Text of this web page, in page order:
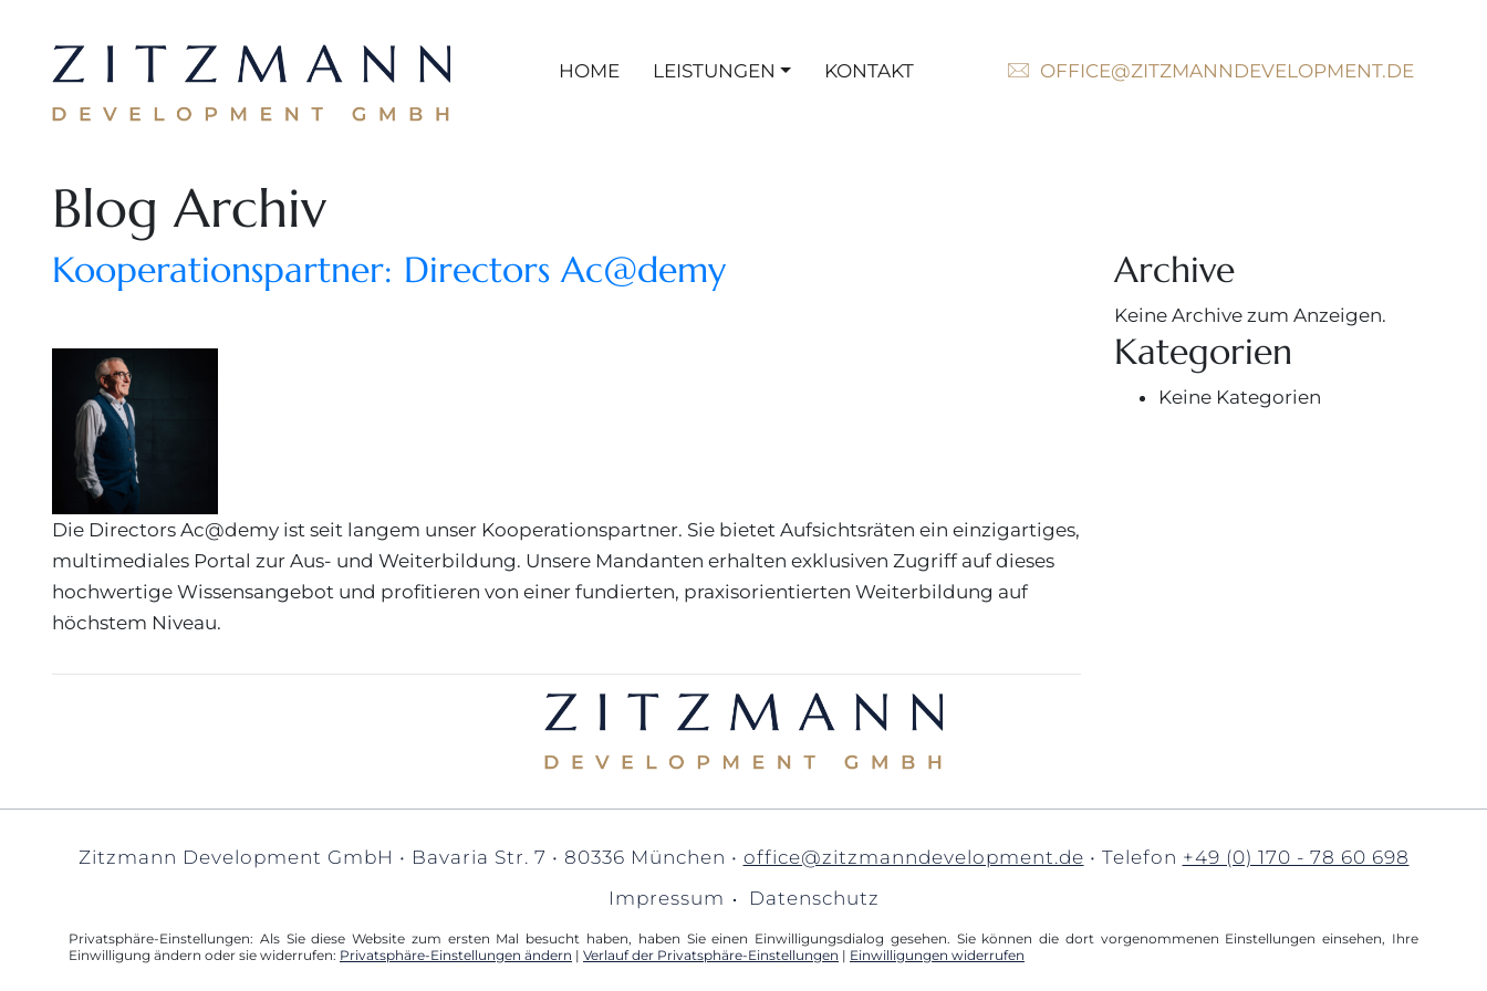
HOME LEISTUNGEN KONTAKT OFFICE@ZITZMANNDEVELOPMENT.DE
Blog Archiv
Kooperationspartner: Directors Ac@demy
Die Directors Ac@demy ist seit langem unser Kooperationspartner. Sie bietet Aufsichtsräten ein einzigartiges,
multimediales Portal zur Aus- und Weiterbildung. Unsere Mandanten erhalten exklusiven Zugriff auf dieses
hochwertige Wissensangebot und profitieren von einer fundierten, praxisorientierten Weiterbildung auf
höchstem Niveau.
Archive
Keine Archive zum Anzeigen.
Kategorien
Keine Kategorien
Zitzmann Development GmbH • Bavaria Str. 7 • 80336 München • office@zitzmanndevelopment.de • Telefon +49 (0) 170 - 78 60 698
Impressum
Datenschutz
Privatsphäre-Einstellungen: Als Sie diese Website zum ersten Mal besucht haben, haben Sie einen Einwilligungsdialog gesehen. Sie können die dort vorgenommenen Einstellungen einsehen, Ihre
Einwilligung ändern oder sie widerrufen: Privatsphäre-Einstellungen ändern | Verlauf der Privatsphäre-Einstellungen | Einwilligungen widerrufen